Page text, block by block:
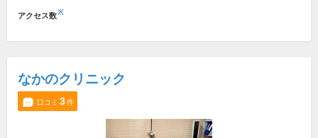
アクセス数※
なかのクリニック
口コミ 3件